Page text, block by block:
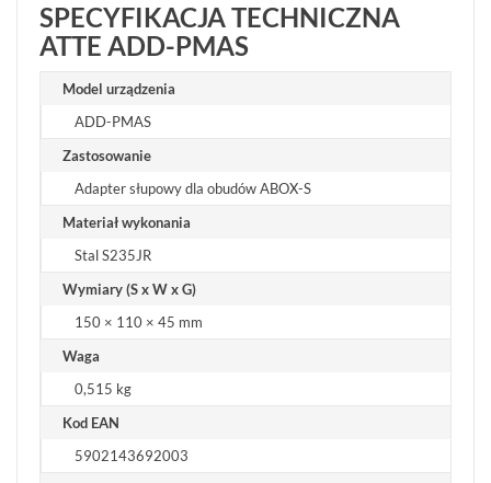
SPECYFIKACJA TECHNICZNA
ATTE ADD-PMAS
Model urządzenia
ADD-PMAS
Zastosowanie
Adapter słupowy dla obudów ABOX-S
Materiał wykonania
Stal S235JR
Wymiary (S x W x G)
150 × 110 × 45 mm
Waga
0,515 kg
Kod EAN
5902143692003